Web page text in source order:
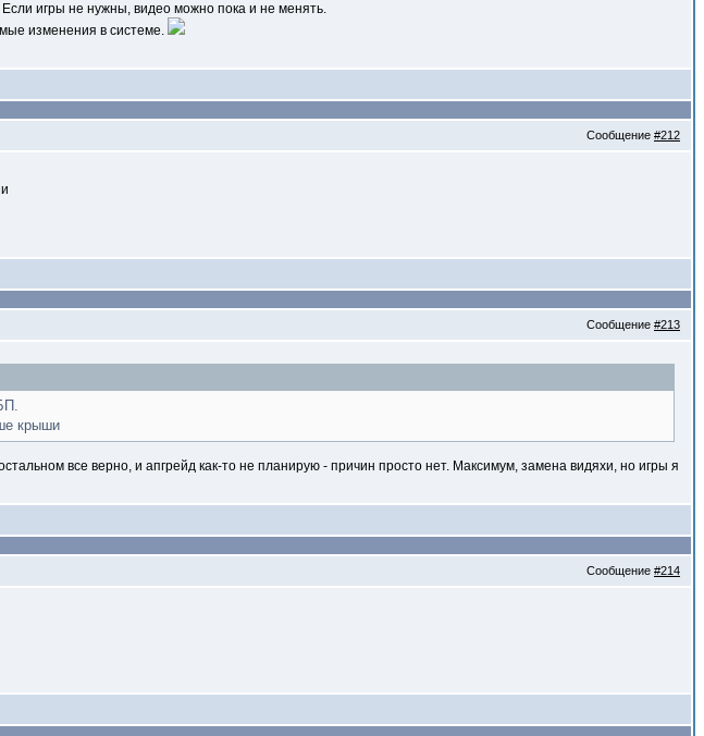
игры не нужны, видео можно пока и не менять.
изменения в системе.
Сообщение #212
Сообщение #213
крыши
все верно, и апгрейд как-то не планирую - причин просто нет. Максимум, замена видяхи, но игры я
Сообщение #214